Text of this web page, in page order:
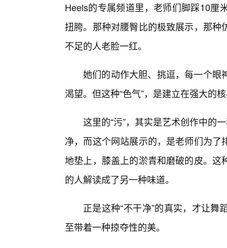
Heels的专属频道里，老师们脚踩10厘
扭胯。那种对腰臀比的极致展示，那
不足的人老脸一红。
她们的动作大胆、挑逗，每一个眼
渴望。但这种“色气”，是建立在强大的
这里的“污”，其实是艺术创作中的
净，而这个网站展示的，是老师们为
地垫上，膝盖上的淤青和磨破的皮。
的人解读成了另一种味道。
正是这种“不干净”的真实，才让
至带着一种掠夺性的美。